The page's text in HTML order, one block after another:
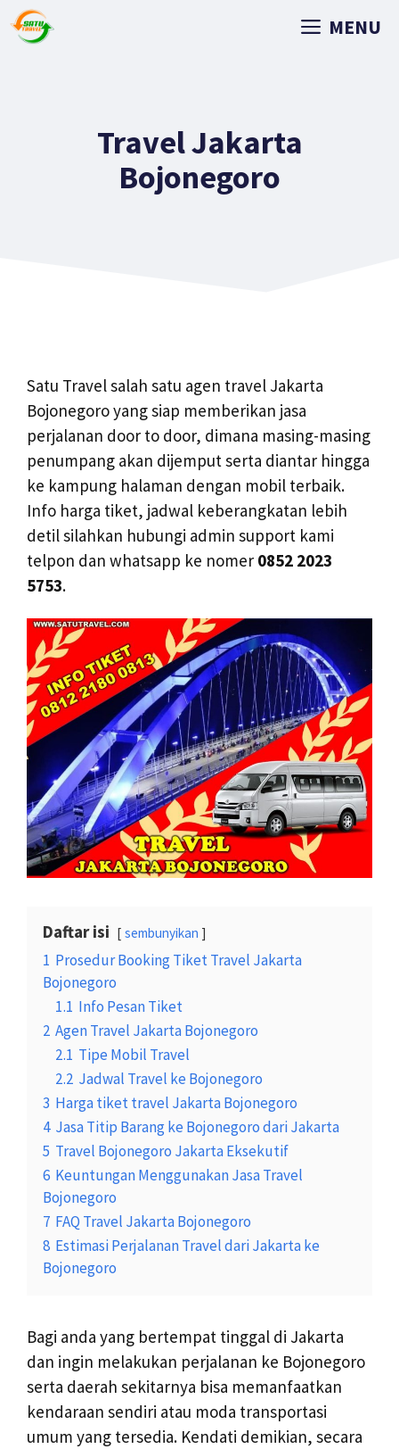
MENU
Travel Jakarta
Bojonegoro
Satu Travel salah satu agen travel Jakarta
Bojonegoro yang siap memberikan jasa
perjalanan door to door, dimana masing-masing
penumpang akan dijemput serta diantar hingga
ke kampung halaman dengan mobil terbaik.
Info harga tiket, jadwal keberangkatan lebih
detil silahkan hubungi admin support kami
telpon dan whatsapp ke nomer 0852 2023
5753.
Daftar isi sembunyikan
1 Prosedur Booking Tiket Travel Jakarta
Bojonegoro
1.1 Info Pesan Tiket
2 Agen Travel Jakarta Bojonegoro
2.1 Tipe Mobil Travel
2.2 Jadwal Travel ke Bojonegoro
3 Harga tiket travel Jakarta Bojonegoro
4 Jasa Titip Barang ke Bojonegoro dari Jakarta
5 Travel Bojonegoro Jakarta Eksekutif
6 Keuntungan Menggunakan Jasa Travel
Bojonegoro
7 FAQ Travel Jakarta Bojonegoro
8 Estimasi Perjalanan Travel dari Jakarta ke
Bojonegoro
Bagi anda yang bertempat tinggal di Jakarta
dan ingin melakukan perjalanan ke Bojonegoro
serta daerah sekitarnya bisa memanfaatkan
kendaraan sendiri atau moda transportasi
umum yang tersedia. Kendati demikian, secara